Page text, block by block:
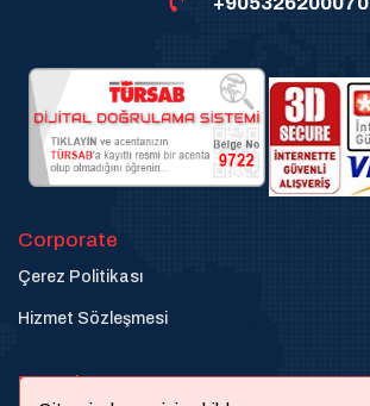
Corporate
Çerez Politikası
Hizmet Sözleşmesi
Destek